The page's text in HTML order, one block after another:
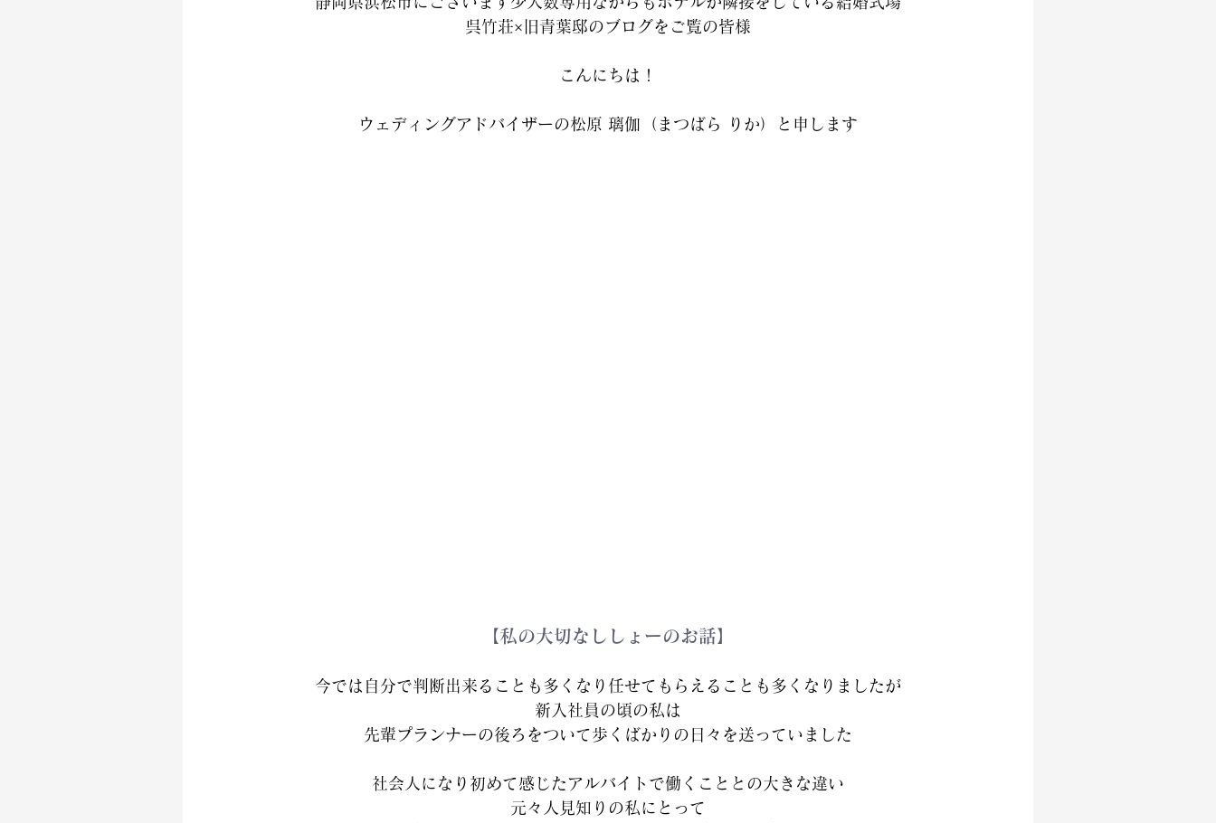
呉竹荘×旧青葉邸のブログをご覧の皆様
こんにちは！
ウェディングアドバイザーの松原 璃伽（まつばら りか）と申します
【私の大切なししょーのお話】
今では自分で判断出来ることも多くなり任せてもらえることも多くなりましたが
新入社員の頃の私は
先輩プランナーの後ろをついて歩くばかりの日々を送っていました
社会人になり初めて感じたアルバイトで働くこととの大きな違い
元々人見知りの私にとって